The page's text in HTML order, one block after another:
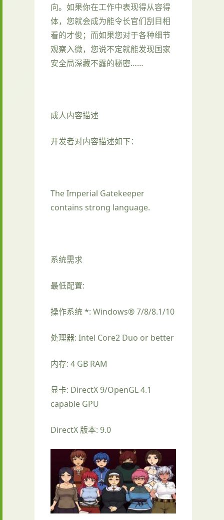
向。如果你在工作中表现得从容得
体，您就会成为能令长官们刮目相
看的才俊；而如果您对于各种细节
观察入微，您说不定就能发现国家
安全局深藏不露的秘密……
成人内容描述
开发者对内容描述如下：
The Imperial Gatekeeper
contains strong language.
系统需求
最低配置:
操作系统 *: Windows® 7/8/8.1/10
处理器: Intel Core2 Duo or better
内存: 4 GB RAM
显卡: DirectX 9/OpenGL 4.1
capable GPU
DirectX 版本: 9.0